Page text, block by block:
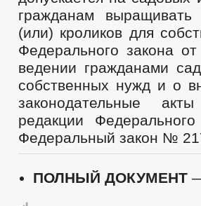
гражданам выращивать
(или) кроликов для
Федерального закона
ведении гражданами
собственных нужд и о
законодательные
редакции
Федеральный закон №
ПОЛНЫЙ ДОКУМЕНТ